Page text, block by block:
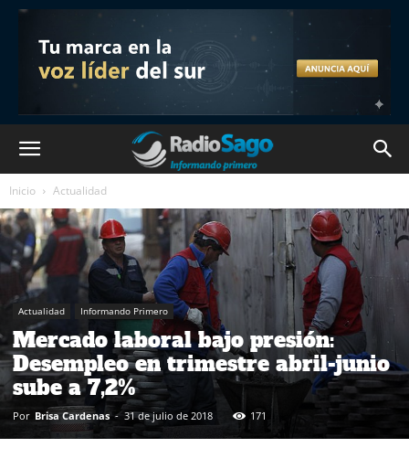
Inicio Actualidad
Actualidad Informando Primero
Mercado laboral bajo presión:
Desempleo en trimestre abril-junio
sube a 7,2%
Por Brisa Cardenas - 31 de julio de 2018 171